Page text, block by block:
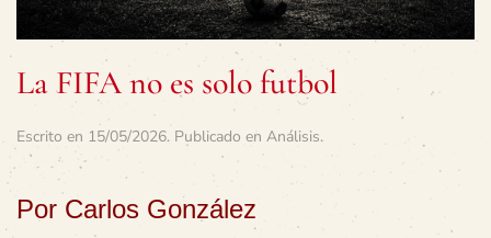
La FIFA no es solo futbol
Escrito en 15/05/2026. Publicado en Análisis.
Por Carlos González